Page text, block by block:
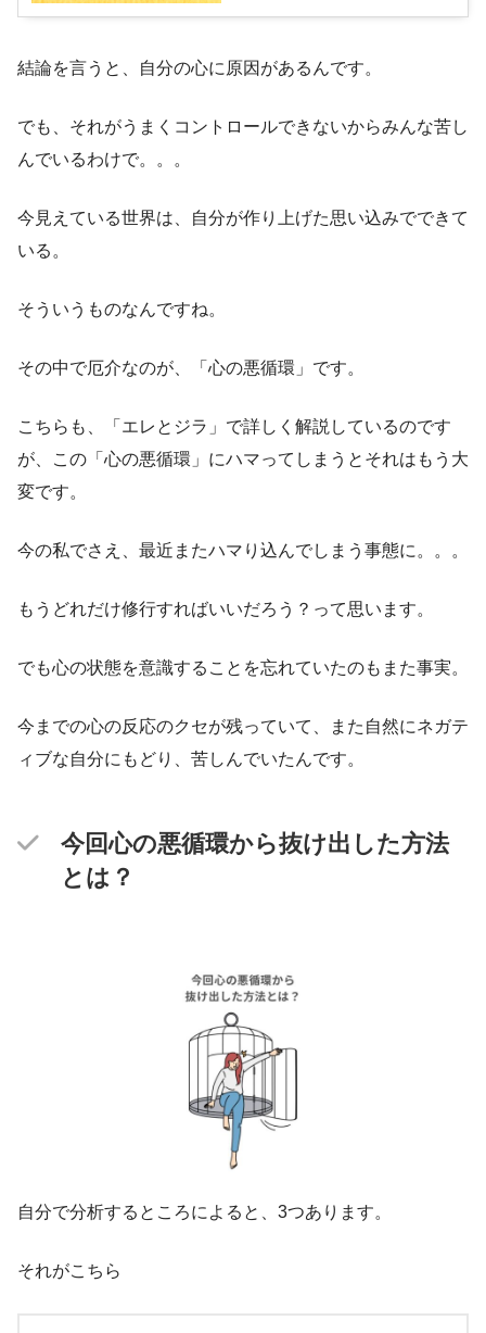
結論を言うと、自分の心に原因があるんです。
でも、それがうまくコントロールできないからみんな苦し
んでいるわけで。。。
今見えている世界は、自分が作り上げた思い込みでできて
いる。
そういうものなんですね。
その中で厄介なのが、「心の悪循環」です。
こちらも、「エレとジラ」で詳しく解説しているのです
が、この「心の悪循環」にハマってしまうとそれはもう大
変です。
今の私でさえ、最近またハマり込んでしまう事態に。。。
もうどれだけ修行すればいいだろう？って思います。
でも心の状態を意識することを忘れていたのもまた事実。
今までの心の反応のクセが残っていて、また自然にネガテ
ィブな自分にもどり、苦しんでいたんです。
今回心の悪循環から抜け出した方法
とは？
自分で分析するところによると、3つあります。
それがこちら